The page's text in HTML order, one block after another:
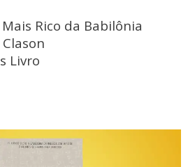
Rico da Babilônia
Clason
Livro